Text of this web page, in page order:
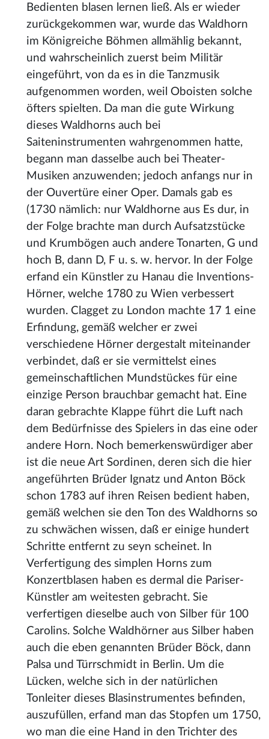
Bedienten blasen lernen ließ. Als er wieder
zurückgekommen war, wurde das Waldhorn
im Königreiche Böhmen allmählig bekannt,
und wahrscheinlich zuerst beim Militär
eingeführt, von da es in die Tanzmusik
aufgenommen worden, weil Oboisten solche
öfters spielten. Da man die gute Wirkung
dieses Waldhorns auch bei
Saiteninstrumenten wahrgenommen hatte,
begann man dasselbe auch bei Theater-
Musiken anzuwenden; jedoch anfangs nur in
der Ouvertüre einer Oper. Damals gab es
(1730 nämlich: nur Waldhorne aus Es dur, in
der Folge brachte man durch Aufsatzstücke
und Krumbögen auch andere Tonarten, G und
hoch B, dann D, F u. s. w. hervor. In der Folge
erfand ein Künstler zu Hanau die Inventions-
Hörner, welche 1780 zu Wien verbessert
wurden. Clagget zu London machte 17 1 eine
Erfindung, gemäß welcher er zwei
verschiedene Hörner dergestalt miteinander
verbindet, daß er sie vermittelst eines
gemeinschaftlichen Mundstückes für eine
einzige Person brauchbar gemacht hat. Eine
daran gebrachte Klappe führt die Luft nach
dem Bedürfnisse des Spielers in das eine oder
andere Horn. Noch bemerkenswürdiger aber
ist die neue Art Sordinen, deren sich die hier
angeführten Brüder Ignatz und Anton Böck
schon 1783 auf ihren Reisen bedient haben,
gemäß welchen sie den Ton des Waldhorns so
zu schwächen wissen, daß er einige hundert
Schritte entfernt zu seyn scheinet. In
Verfertigung des simplen Horns zum
Konzertblasen haben es dermal die Pariser-
Künstler am weitesten gebracht. Sie
verfertigen dieselbe auch von Silber für 100
Carolins. Solche Waldhörner aus Silber haben
auch die eben genannten Brüder Böck, dann
Palsa und Türrschmidt in Berlin. Um die
Lücken, welche sich in der natürlichen
Tonleiter dieses Blasinstrumentes befinden,
auszufüllen, erfand man das Stopfen um 1750,
wo man die eine Hand in den Trichter des